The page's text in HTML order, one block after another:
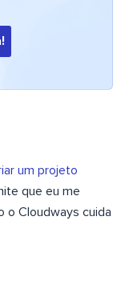
um projeto
que eu me
o Cloudways cuida